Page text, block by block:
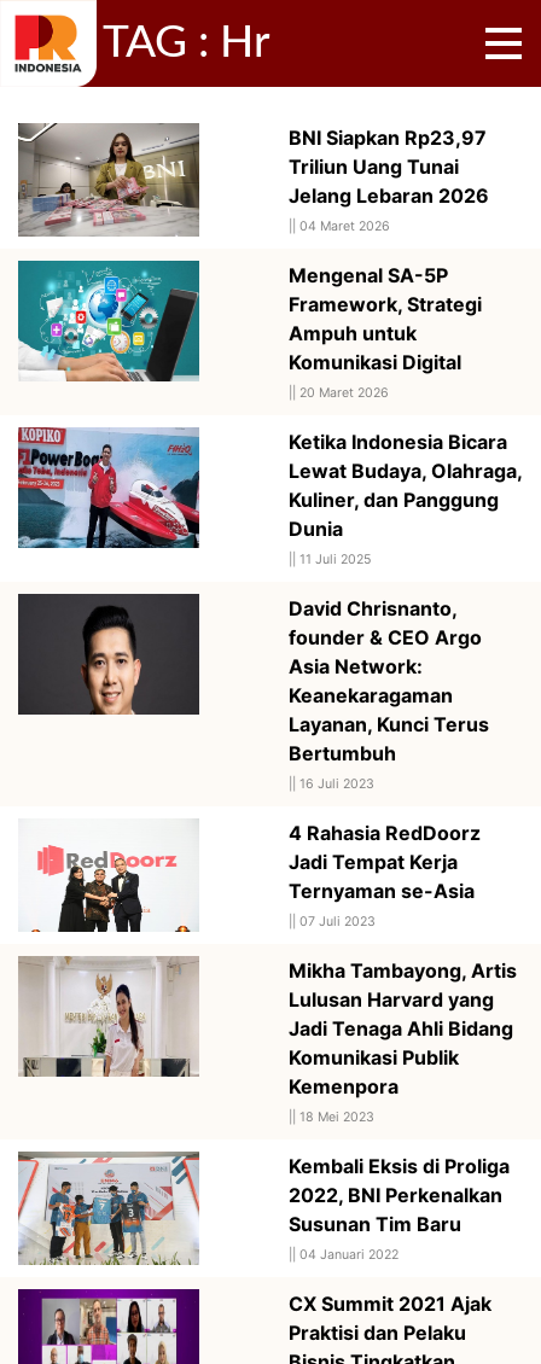
TAG : Hr
BNI Siapkan Rp23,97
Triliun Uang Tunai
Jelang Lebaran 2026
04 Maret 2026
Mengenal SA-5P
Framework, Strategi
Ampuh untuk
Komunikasi Digital
20 Maret 2026
Ketika Indonesia Bicara
Lewat Budaya, Olahraga,
Kuliner, dan Panggung
Dunia
11 Juli 2025
David Chrisnanto,
founder & CEO Argo
Asia Network:
Keanekaragaman
Layanan, Kunci Terus
Bertumbuh
16 Juli 2023
4 Rahasia RedDoorz
Jadi Tempat Kerja
Ternyaman se-Asia
07 Juli 2023
Mikha Tambayong, Artis
Lulusan Harvard yang
Jadi Tenaga Ahli Bidang
Komunikasi Publik
Kemenpora
18 Mei 2023
Kembali Eksis di Proliga
2022, BNI Perkenalkan
Susunan Tim Baru
04 Januari 2022
CX Summit 2021 Ajak
Praktisi dan Pelaku